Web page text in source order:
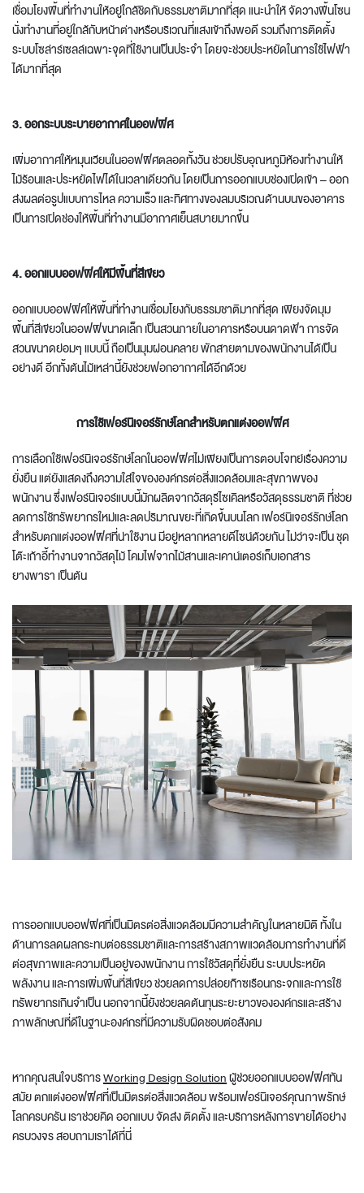
เชื่อมโยงพื้นที่ทำงานให้อยู่ใกล้ชิดกับธรรมชาติมากที่สุด แนะนำให้ จัดวางพื้นโซน
นั่งทำงานที่อยู่ใกล้กับหน้าต่างหรือบริเวณที่แสงเข้าถึงพอดี รวมถึงการติดตั้ง
ระบบโซล่าร์เซลล์เฉพาะจุดที่ใช้งานเป็นประจำ โดยจะช่วยประหยัดในการใช้ไฟฟ้า
ได้มากที่สุด
3. ออกระบบระบายอากาศในออฟฟิศ
เพิ่มอากาศให้หมุนเวียนในออฟฟิศตลอดทั้งวัน ช่วยปรับอุณหภูมิห้องทำงานให้
ไม้ร้อนและประหยัดไฟได้ในเวลาเดียวกัน โดยเป็นการออกแบบช่องเปิดเข้า – ออก
ส่งผลต่อรูปแบบการไหล ความเร็ว และทิศทางของลมบริเวณด้านบนของอาคาร
เป็นการเปิดช่องให้พื้นที่ทำงานมีอากาศเย็นสบายมากขึ้น
4. ออกแบบออฟฟิศให้มีพื้นที่สีเขียว
ออกแบบออฟฟิศให้พื้นที่ทำงานเชื่อมโยงกับธรรมชาติมากที่สุด เพียงจัดมุม
พื้นที่สีเขียวในออฟฟิขนาดเล็ก เป็นสวนภายในอาคารหรือบนดาดฟ้า การจัด
สวนขนาดย่อมๆ แบบนี้ ถือเป็นมุมผ่อนคลาย พักสายตามของพนักงานได้เป็น
อย่างดี อีกทั้งต้นไม้เหล่านี้ยังช่วยฟอกอากาศได้อีกด้วย
การใช้เฟอร์นิเจอร์รักษ์โลกสำหรับตกแต่งออฟฟิศ
การเลือกใช้เฟอร์นิเจอร์รักษ์โลกในออฟฟิศไม่เพียงเป็นการตอบโจทย์เรื่องความ
ยั่งยืน แต่ยังแสดงถึงความใส่ใจขององค์กรต่อสิ่งแวดล้อมและสุขภาพของ
พนักงาน ซึ่งเฟอร์นิเจอร์แบบนี้มักผลิตจากวัสดุรีไซเคิลหรือวัสดุธรรมชาติ ที่ช่วย
ลดการใช้ทรัพยากรใหม่และลดปริมาณขยะที่เกิดขึ้นบนโลก เฟอร์นิเจอร์รักษ์โลก
สำหรับตกแต่งออฟฟิศที่น่าใช้งาน มีอยู่หลากหลายดีไซน์ด้วยกัน ไม่ว่าจะเป็น ชุด
โต๊ะเก้าอี้ทำงานจากวัสดุไม้ โคมไฟจากไม้สานและเคาน์เตอร์เก็บเอกสาร
ยางพารา เป็นต้น
การออกแบบออฟฟิศที่เป็นมิตรต่อสิ่งแวดล้อมมีความสำคัญในหลายมิติ ทั้งใน
ด้านการลดผลกระทบต่อธรรมชาติและการสร้างสภาพแวดล้อมการทำงานที่ดี
ต่อสุขภาพและความเป็นอยู่ของพนักงาน การใช้วัสดุที่ยั่งยืน ระบบประหยัด
พลังงาน และการเพิ่มพื้นที่สีเขียว ช่วยลดการปล่อยก๊าซเรือนกระจกและการใช้
ทรัพยากรเกินจำเป็น นอกจากนี้ยังช่วยลดต้นทุนระยะยาวขององค์กรและสร้าง
ภาพลักษณ์ที่ดีในฐานะองค์กรที่มีความรับผิดชอบต่อสังคม
หากคุณสนใจบริการWorking Design Solutionผู้ช่วยออกแบบออฟฟิศทัน
สมัย ตกแต่งออฟฟิศที่เป็นมิตรต่อสิ่งแวดล้อม พร้อมเฟอร์นิเจอร์คุณภาพรักษ์
โลกครบครัน เราช่วยคิด ออกแบบ จัดส่ง ติดตั้ง และบริการหลังการขายได้อย่าง
ครบวงจร สอบถามเราได้ที่นี่